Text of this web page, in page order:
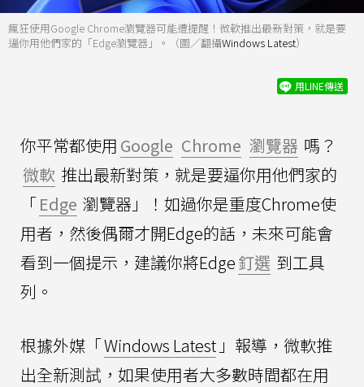
瘋狂使用Google Chrome瀏覽器可能遭提醒！微軟推出最新對策，就是要
逼你用他們家的「Edge瀏覽器」。（圖／翻攝Windows Latest）
用LINE傳送
你平常都使用 Google Chrome 瀏覽器 嗎？
微軟 推出最新對策，就是要逼你用他們家的
「Edge 瀏覽器」！如過你是重度Chrome使
用者，然後偶爾才開Edge的話，未來可能會
看到一個提示，建議你將Edge釘選 到工具
列。
根據外媒「Windows Latest 」報導，微軟推
出全新測試，如果使用者大多數時間都在用